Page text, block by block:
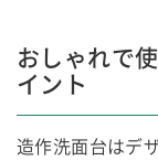
おしゃれで
イント
造作洗面台はデ